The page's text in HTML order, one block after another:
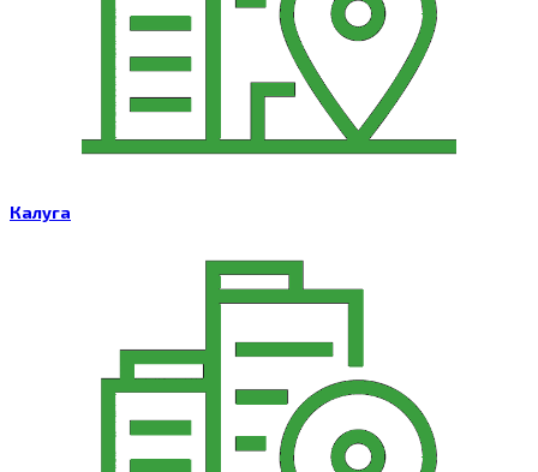
Калуга